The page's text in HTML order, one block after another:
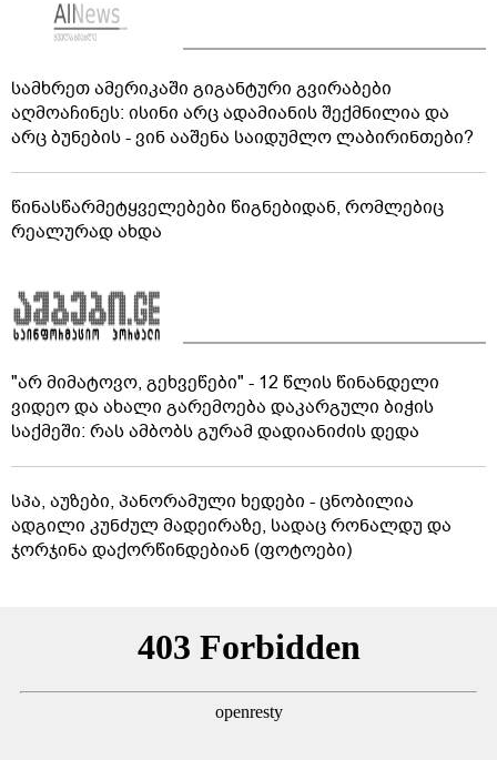
სამხრეთ ამერიკაში გიგანტური გვირაბები
აღმოაჩინეს: ისინი არც ადამიანის შექმნილია და
არც ბუნების - ვინ ააშენა საიდუმლო ლაბირინთები?
წინასწარმეტყველებები წიგნებიდან, რომლებიც
რეალურად ახდა
"არ მიმატოვო, გეხვეწები" - 12 წლის წინანდელი
ვიდეო და ახალი გარემოება დაკარგული ბიჭის
საქმეში: რას ამბობს გურამ დადიანიძის დედა
სპა, აუზები, პანორამული ხედები - ცნობილია
ადგილი კუნძულ მადეირაზე, სადაც რონალდუ და
ჯორჯინა დაქორწინდებიან (ფოტოები)